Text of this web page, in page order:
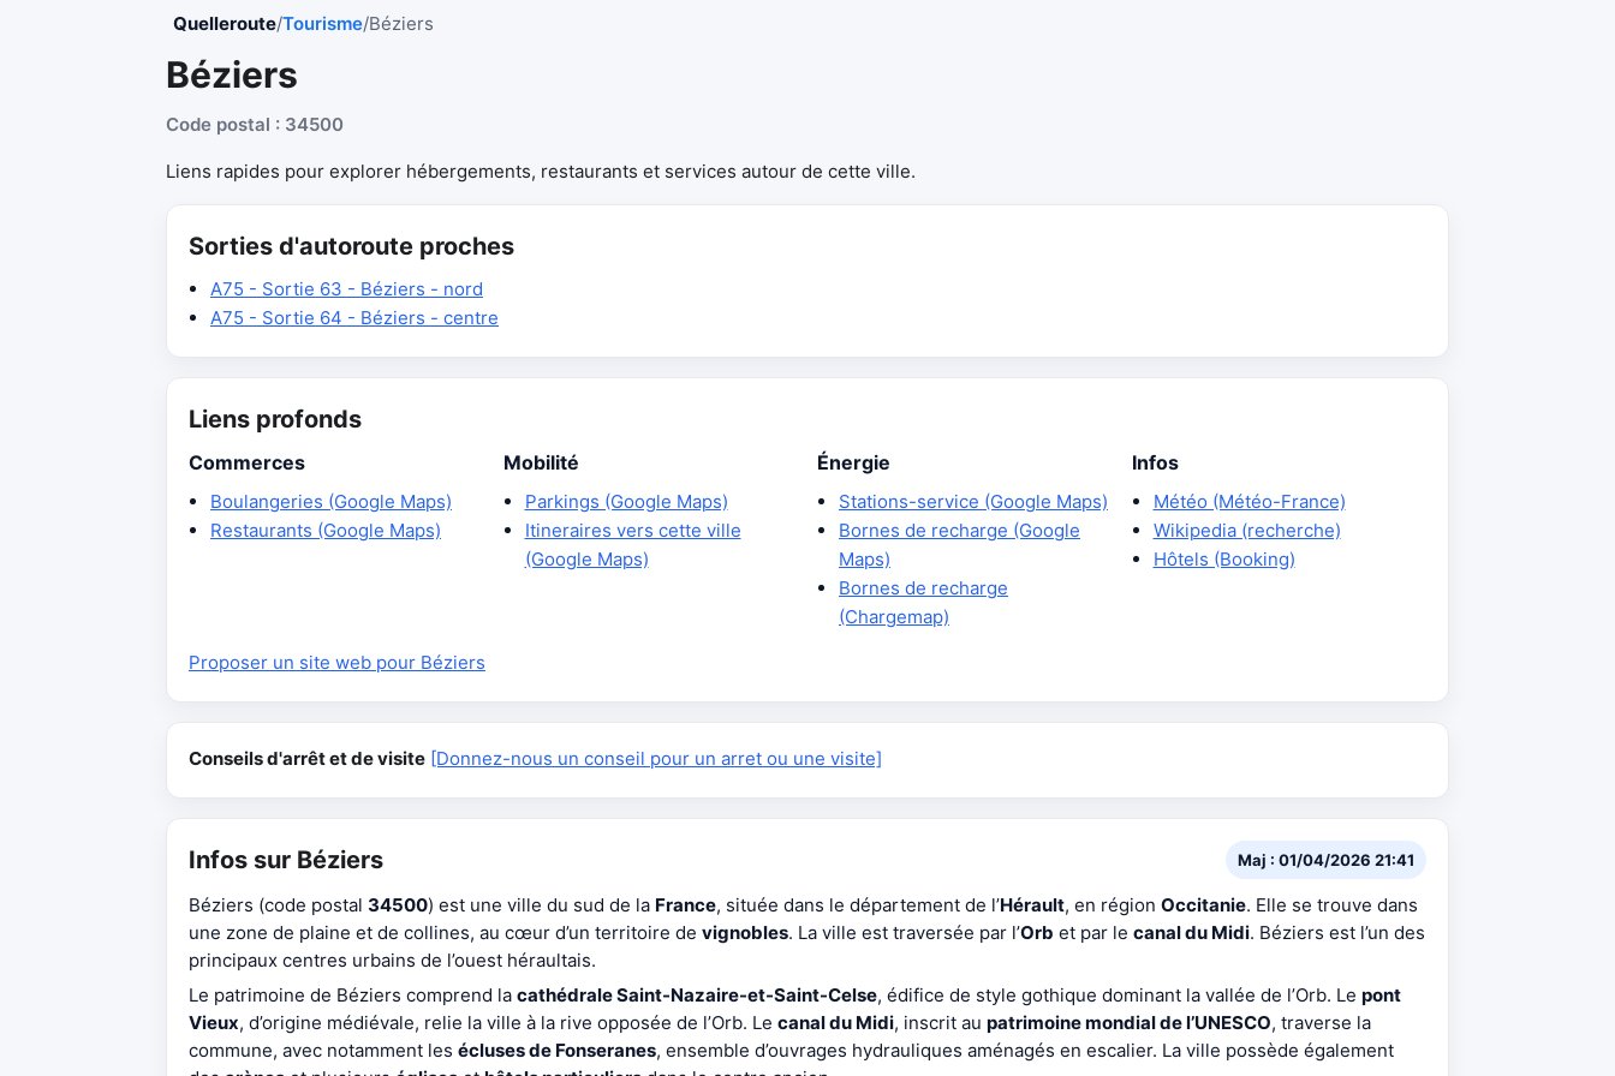
Quelleroute/Tourisme/Béziers
Béziers
Code postal : 34500
Liens rapides pour explorer hébergements, restaurants et services autour de cette ville.
Sorties d'autoroute proches
A75 - Sortie 63 - Béziers - nord
A75 - Sortie 64 - Béziers - centre
Liens profonds
Commerces
Boulangeries (Google Maps)
Restaurants (Google Maps)
Mobilité
Parkings (Google Maps)
Itineraires vers cette ville
(Google Maps)
Énergie
Stations-service (Google Maps)
Bornes de recharge (Google
Maps)
Bornes de recharge
(Chargemap)
Infos
Météo (Météo-France)
Wikipedia (recherche)
Hôtels (Booking)
Proposer un site web pour Béziers
Conseils d'arrêt et de visite [Donnez-nous un conseil pour un arret ou une visite]
Infos sur Béziers Maj : 01/04/2026 21:41
Béziers (code postal 34500) est une ville du sud de la France, située dans le département de l’Hérault, en région Occitanie. Elle se trouve dans
une zone de plaine et de collines, au cœur d’un territoire de vignobles. La ville est traversée par l’Orb et par le canal du Midi. Béziers est l’un des
principaux centres urbains de l’ouest héraultais.
Le patrimoine de Béziers comprend la cathédrale Saint-Nazaire-et-Saint-Celse, édifice de style gothique dominant la vallée de l’Orb. Le pont
Vieux, d’origine médiévale, relie la ville à la rive opposée de l’Orb. Le canal du Midi, inscrit au patrimoine mondial de l’UNESCO, traverse la
commune, avec notamment les écluses de Fonseranes, ensemble d’ouvrages hydrauliques aménagés en escalier. La ville possède également